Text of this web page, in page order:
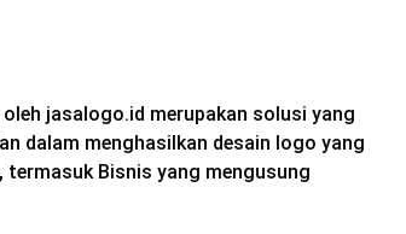
jasalogo.id merupakan solusi yang
dalam menghasilkan desain logo yang
termasuk Bisnis yang mengusung